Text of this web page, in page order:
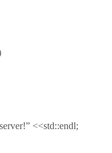
<<std::endl;